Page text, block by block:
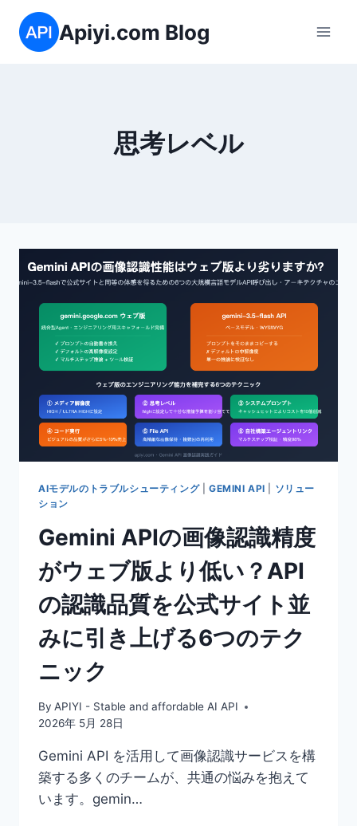
Apiyi.com Blog
思考レベル
AIモデルのトラブルシューティング| GEMINI API
ソリュー
ション
Gemini APIの画像認識精度
がウェブ版より低い？API
の認識品質を公式サイト並
みに引き上げる6つのテク
ニック
By APIYI - Stable and affordable AI API
2026年 5月 28日
Gemini API を活用して画像認識サービスを構
築する多くのチームが、共通の悩みを抱えて
います。gemin…